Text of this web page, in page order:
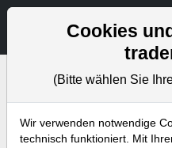
Bevorstehende Webinare
Cookies
(Bitte wählen Sie
Wir verwenden notwendige
technisch funktioniert. Mit